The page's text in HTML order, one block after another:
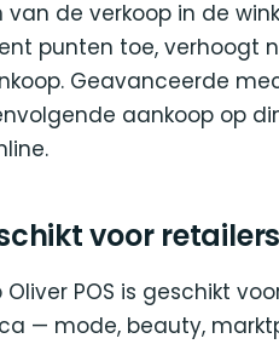
van de verkoop in de
punten toe, verhoogt
Geavanceerde
aankoop op
voor
Oliver POS is geschikt
— mode, beauty,